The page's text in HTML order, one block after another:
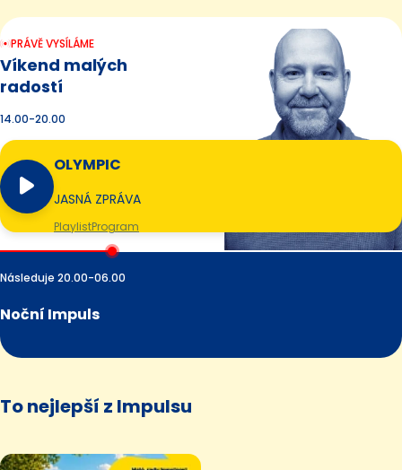
PRÁVĚ VYSÍLÁME
Víkend malých
radostí
14.00-20.00
OLYMPIC
JASNÁ ZPRÁVA
PlaylistProgram
Následuje 20.00-06.00
Noční Impuls
To nejlepší z Impulsu